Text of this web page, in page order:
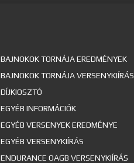
BAJNOKOK TORNÁJA EREDMÉNYEK
BAJNOKOK TORNÁJA VERSENYKIÍRÁS
DÍJKIOSZTÓ
EGYÉB INFORMÁCIÓK
EGYÉB VERSENYEK EREDMÉNYE
EGYÉB VERSENYKIÍRÁS
ENDURANCE OAGB VERSENYKIÍRÁS